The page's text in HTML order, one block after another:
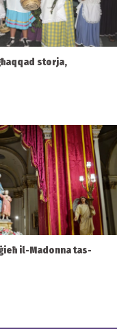
storja,
il-Madonna tas-